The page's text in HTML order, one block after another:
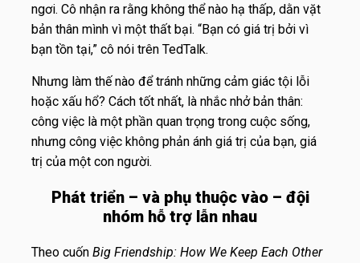
ngơi. Cô nhận ra rằng không thể nào hạ thấp, dằn vặt
bản thân mình vì một thất bại. “Bạn có giá trị bởi vì
bạn tồn tại,” cô nói trên TedTalk.
Nhưng làm thế nào để tránh những cảm giác tội lỗi
hoặc xấu hổ? Cách tốt nhất, là nhắc nhở bản thân:
công việc là một phần quan trọng trong cuộc sống,
nhưng công việc không phản ánh giá trị của bạn, giá
trị của một con người.
Phát triển – và phụ thuộc vào – đội
nhóm hỗ trợ lẫn nhau
Theo cuốn Big Friendship: How We Keep Each Other